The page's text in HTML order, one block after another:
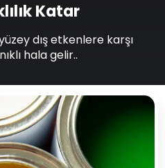
Katar
dış etkenlere karşı
hala gelir..